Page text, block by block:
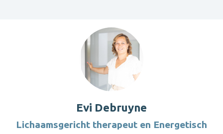
Evi Debruyne
Lichaamsgericht therapeut en Energetisch